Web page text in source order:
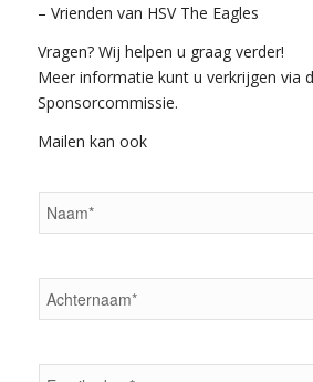
– Vrienden van HSV The Eagles
Vragen? Wij helpen u graag verder!
Meer informatie kunt u verkrijgen via
Sponsorcommissie.
Mailen kan ook